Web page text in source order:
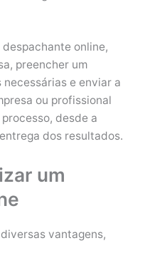
online,
preencher um
e enviar a
ou profissional
desde a
dos resultados.
um
vantagens,